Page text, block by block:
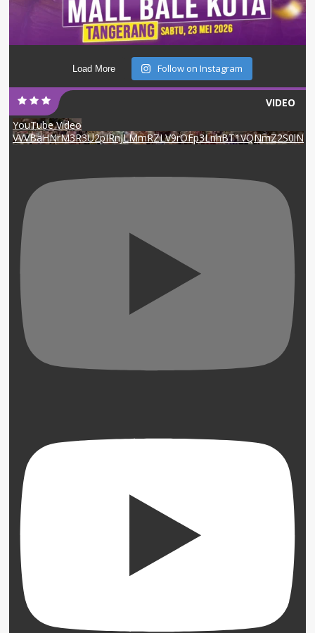
Load More Follow on Instagram
VIDEO
YouTube Video
VVVBaHNrM3R3U2pIRnJLMmRZLV9rOFp3LnhBT1VQNmZ2S0lN